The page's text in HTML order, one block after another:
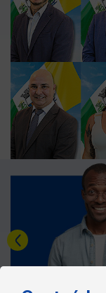
Última